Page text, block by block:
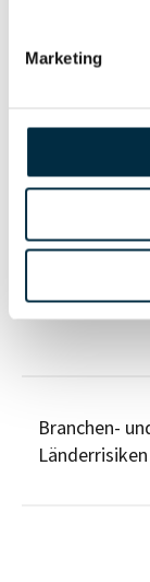
Marketing
Branchen-
Länderrisiken